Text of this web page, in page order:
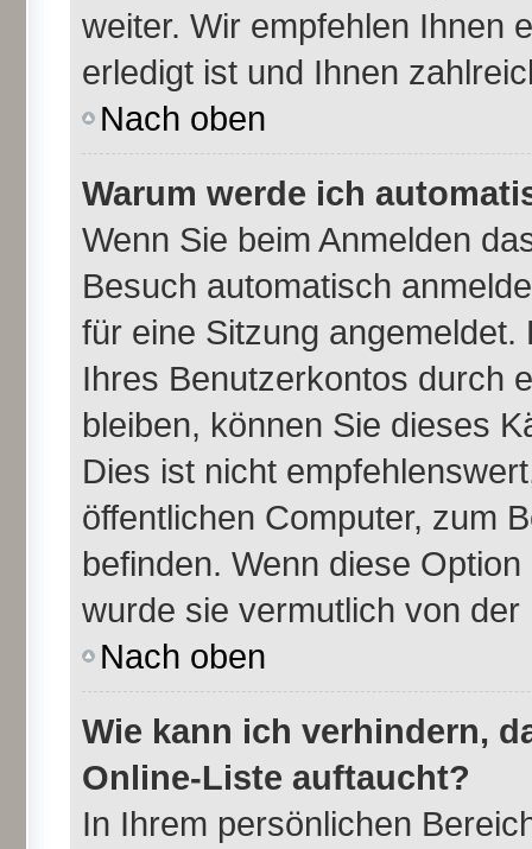
weiter. Wir empfehlen Ihnen
erledigt ist und Ihnen
Nach oben
Warum werde ich
Wenn Sie beim Anmelden
Besuch automatisch
für eine Sitzung
Ihres Benutzerkontos durch
bleiben, können Sie dieses
Dies ist nicht
öffentlichen Computer, zum
befinden. Wenn diese
wurde sie vermutlich von
Nach oben
Wie kann ich verhindern,
Online-Liste auftaucht?
In Ihrem persönlichen